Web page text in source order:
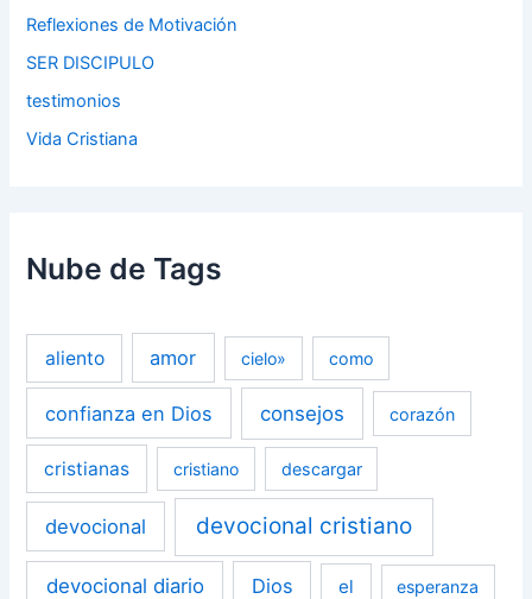
Reflexiones de Motivación
SER DISCIPULO
testimonios
Vida Cristiana
Nube de Tags
aliento amor cielo» como
confianza en Dios consejos corazón
cristianas cristiano descargar
devocional devocional cristiano
devocional diario Dios el esperanza